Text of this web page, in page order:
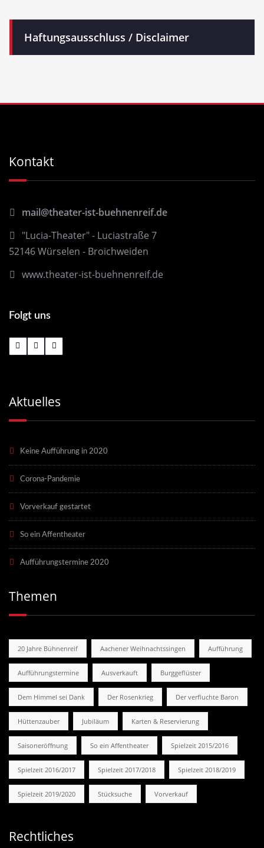
Haftungsausschluss / Disclaimer
Kontakt
mail@theater-ist-buehnenreif.de
"Lucia-Theater" - Luciastraße 7
52146 Würselen - Broichweiden
www.theater-ist-buehnenreif.de
Folgt uns
Aktuelles
Keine Aufführung in 2020
Corona-Pandemie
Vorverkauf gestartet
So ein Affentheater
Aufführungstermine 2020
Themen
20 Jahre Bühnenreif Aachener Weihnachtssingen Aufführung
Aufführungstermine Ausverkauft Burggeflüster
Dem Himmel sei Dank Der Rosenkrieg Der verfluchte Baron
Hüttenzauber Jubiläum Karten & Reservierung
Saisoneröffnung So ein Affentheater Spielzeit 2015/2016
Spielzeit 2016/2017 Spielzeit 2017/2018 Spielzeit 2018/2019
Spielzeit 2019/2020 Stücksuche Vorverkauf
Rechtliches